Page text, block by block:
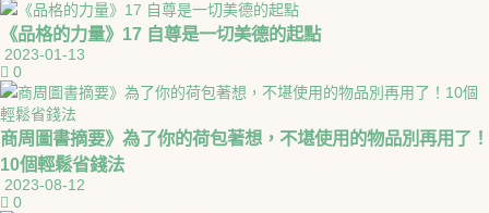
《品格的力量》17 自尊是一切美德的起點
2023-01-13
0
商周圖書摘要》為了你的荷包著想，不堪使用的物品別再用了！
10個輕鬆省錢法
2023-08-12
0